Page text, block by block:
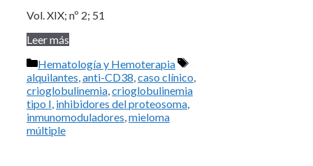
Vol. XIX; nº 2; 51
Leer más
Categorías
Hematología y Hemoterapia
Etiquetas
alquilantes,anti-CD38,caso clínico,
crioglobulinemia,crioglobulinemia
tipo I, inhibidores del proteosoma,
inmunomoduladores,mieloma
múltiple